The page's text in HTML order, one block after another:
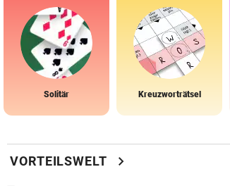
Solitär Kreuzworträtsel
VORTEILSWELT chevron_right